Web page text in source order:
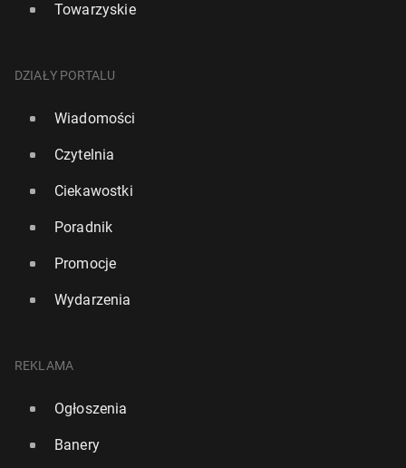
Towarzyskie
DZIAŁY PORTALU
Wiadomości
Czytelnia
Ciekawostki
Poradnik
Promocje
Wydarzenia
REKLAMA
Ogłoszenia
Banery